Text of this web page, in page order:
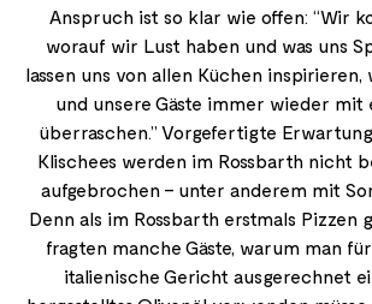
Anspruch ist so klar wie offen: “Wir
worauf wir Lust haben und was uns
lassen uns von allen Küchen inspirieren,
und unsere Gäste immer wieder mit
überraschen.” Vorgefertigte
Klischees werden im Rossbarth nicht
aufgebrochen – unter anderem mit
Denn als im Rossbarth erstmals Pizzen
fragten manche Gäste, warum man
italienische Gericht ausgerechnet